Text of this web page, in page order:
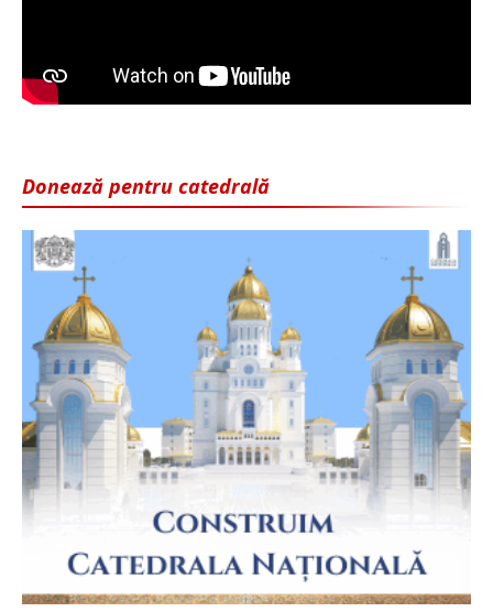
Donează pentru catedrală